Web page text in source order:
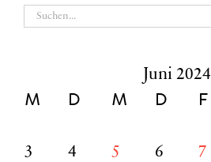
Suche
Juni 2024
M D M D F
3
4 5 6 7